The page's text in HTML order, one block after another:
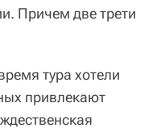
Причем две трети
тура хотели
привлекают